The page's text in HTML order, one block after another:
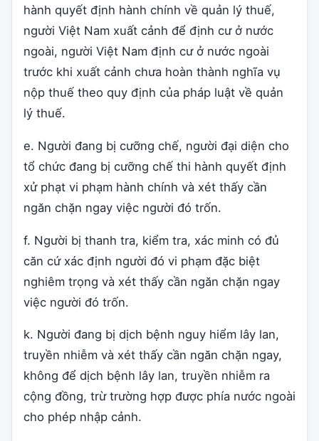
hành quyết định hành chính về quản lý thuế,
người Việt Nam xuất cảnh để định cư ở nước
ngoài, người Việt Nam định cư ở nước ngoài
trước khi xuất cảnh chưa hoàn thành nghĩa vụ
nộp thuế theo quy định của pháp luật về quản
lý thuế.
e. Người đang bị cưỡng chế, người đại diện cho
tổ chức đang bị cưỡng chế thi hành quyết định
xử phạt vi phạm hành chính và xét thấy cần
ngăn chặn ngay việc người đó trốn.
f. Người bị thanh tra, kiểm tra, xác minh có đủ
căn cứ xác định người đó vi phạm đặc biệt
nghiêm trọng và xét thấy cần ngăn chặn ngay
việc người đó trốn.
k. Người đang bị dịch bệnh nguy hiểm lây lan,
truyền nhiễm và xét thấy cần ngăn chặn ngay,
không để dịch bệnh lây lan, truyền nhiễm ra
cộng đồng, trừ trường hợp được phía nước ngoài
cho phép nhập cảnh.